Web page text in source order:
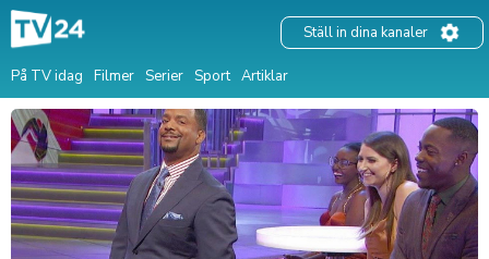
På TV idag Filmer Serier Sport Artiklar
Ställ in dina kanaler